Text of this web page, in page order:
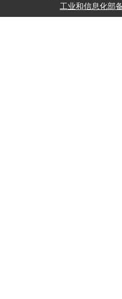
工业和信息化部